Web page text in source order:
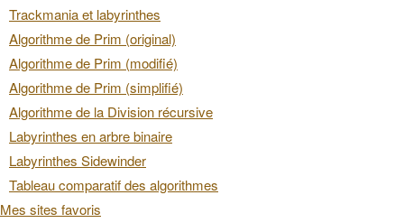
Trackmania et labyrinthes
Algorithme de Prim (original)
Algorithme de Prim (modifié)
Algorithme de Prim (simplifié)
Algorithme de la Division récursive
Labyrinthes en arbre binaire
Labyrinthes Sidewinder
Tableau comparatif des algorithmes
Mes sites favoris